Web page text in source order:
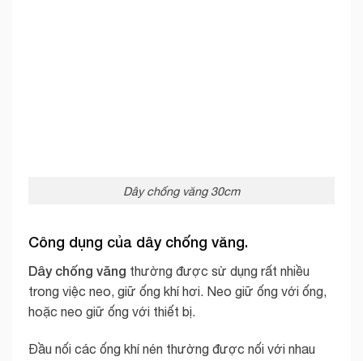
Dây chống văng 30cm
Công dụng của dây chống văng.
Dây chống văng thường được sử dụng rất nhiều
trong việc neo, giữ ống khí hơi. Neo giữ ống với ống,
hoặc neo giữ ống với thiết bị.
Đầu nối các ống khí nén thường được nối với nhau